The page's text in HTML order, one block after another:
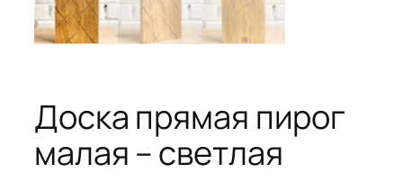
Доска прямая пирог
малая – светлая